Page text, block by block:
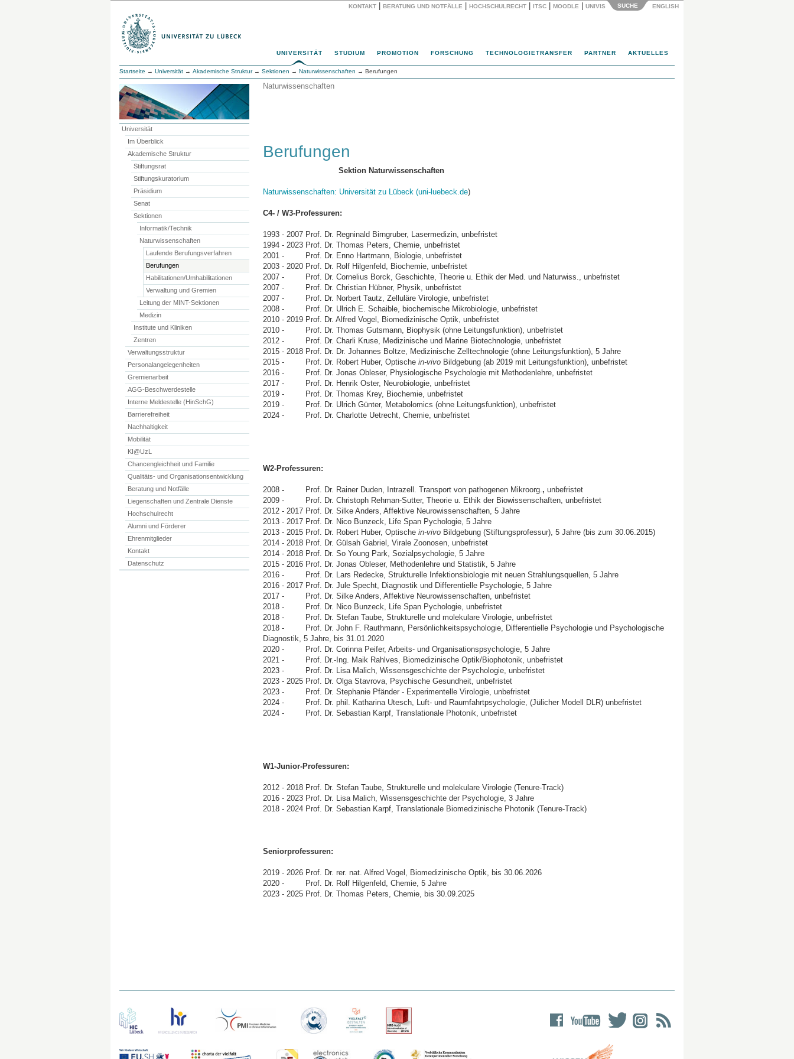
KONTAKT BERATUNG UND NOTFÄLLE HOCHSCHULRECHT ITSC MOODLE UNIVIS SUCHE ENGLISH
UNIVERSITÄT STUDIUM PROMOTION FORSCHUNG TECHNOLOGIETRANSFER PARTNER AKTUELLES
Startseite → Universität → Akademische Struktur→ Sektionen → Naturwissenschaften → Berufungen
Universität
Im Überblick
Akademische Struktur
Stiftungsrat
Stiftungskuratorium
Präsidium
Senat
Sektionen
Informatik/Technik
Naturwissenschaften
Laufende Berufungsverfahren
Berufungen
Habilitationen/Umhabilitationen
Verwaltung und Gremien
Leitung der MINT-Sektionen
Medizin
Institute und Kliniken
Zentren
Verwaltungsstruktur
Personalangelegenheiten
Gremienarbeit
AGG-Beschwerdestelle
Interne Meldestelle (HinSchG)
Barrierefreiheit
Nachhaltigkeit
Mobilität
KI@UzL
Chancengleichheit und Familie
Qualitäts- und Organisationsentwicklung
Beratung und Notfälle
Liegenschaften und Zentrale Dienste
Hochschulrecht
Alumni und Förderer
Ehrenmitglieder
Kontakt
Datenschutz
Naturwissenschaften
Berufungen
Sektion Naturwissenschaften
Naturwissenschaften: Universität zu Lübeck (uni-luebeck.de)
C4- / W3-Professuren:
1993 - 2007 Prof. Dr. Regninald Birngruber, Lasermedizin, unbefristet
1994 - 2023 Prof. Dr. Thomas Peters, Chemie, unbefristet
2001 - Prof. Dr. Enno Hartmann, Biologie, unbefristet
2003 - 2020 Prof. Dr. Rolf Hilgenfeld, Biochemie, unbefristet
2007 - Prof. Dr. Cornelius Borck, Geschichte, Theorie u. Ethik der Med. und Naturwiss., unbefristet
2007 - Prof. Dr. Christian Hübner, Physik, unbefristet
2007 - Prof. Dr. Norbert Tautz, Zelluläre Virologie, unbefristet
2008 - Prof. Dr. Ulrich E. Schaible, biochemische Mikrobiologie, unbefristet
2010 - 2019 Prof. Dr. Alfred Vogel, Biomedizinische Optik, unbefristet
2010 - Prof. Dr. Thomas Gutsmann, Biophysik (ohne Leitungsfunktion), unbefristet
2012 - Prof. Dr. Charli Kruse, Medizinische und Marine Biotechnologie, unbefristet
2015 - 2018 Prof. Dr. Dr. Johannes Boltze, Medizinische Zelltechnologie (ohne Leitungsfunktion), 5 Jahre
2015 - Prof. Dr. Robert Huber, Optischein-vivoBildgebung (ab 2019 mit Leitungsfunktion), unbefristet
2016 - Prof. Dr. Jonas Obleser, Physiologische Psychologie mit Methodenlehre, unbefristet
2017 - Prof. Dr. Henrik Oster, Neurobiologie, unbefristet
2019 - Prof. Dr. Thomas Krey, Biochemie, unbefristet
2019 - Prof. Dr. Ulrich Günter, Metabolomics (ohne Leitungsfunktion), unbefristet
2024 - Prof. Dr. Charlotte Uetrecht, Chemie, unbefristet
W2-Professuren:
2008-Prof. Dr. Rainer Duden, Intrazell. Transport von pathogenen Mikroorg., unbefristet
2009 - Prof. Dr. Christoph Rehman-Sutter, Theorie u. Ethik der Biowissenschaften, unbefristet
2012 - 2017 Prof. Dr. Silke Anders, Affektive Neurowissenschaften, 5 Jahre
2013 - 2017 Prof. Dr. Nico Bunzeck, Life Span Pychologie, 5 Jahre
2013 - 2015 Prof. Dr. Robert Huber, Optischein-vivoBildgebung (Stiftungsprofessur), 5 Jahre (bis zum 30.06.2015)
2014 - 2018 Prof. Dr. Gülsah Gabriel, Virale Zoonosen, unbefristet
2014 - 2018 Prof. Dr. So Young Park, Sozialpsychologie, 5 Jahre
2015 - 2016 Prof. Dr. Jonas Obleser, Methodenlehre und Statistik, 5 Jahre
2016 - Prof. Dr. Lars Redecke, Strukturelle Infektionsbiologie mit neuen Strahlungsquellen, 5 Jahre
2016 - 2017 Prof. Dr. Jule Specht, Diagnostik und Differentielle Psychologie, 5 Jahre
2017 - Prof. Dr. Silke Anders, Affektive Neurowissenschaften, unbefristet
2018 - Prof. Dr. Nico Bunzeck, Life Span Pychologie, unbefristet
2018 - Prof. Dr. Stefan Taube, Strukturelle und molekulare Virologie, unbefristet
2018 - Prof. Dr. John F. Rauthmann, Persönlichkeitspsychologie, Differentielle Psychologie und Psychologische
Diagnostik, 5 Jahre, bis 31.01.2020
2020 - Prof. Dr. Corinna Peifer, Arbeits- und Organisationspsychologie, 5 Jahre
2021 - Prof. Dr.-Ing. Maik Rahlves, Biomedizinische Optik/Biophotonik, unbefristet
2023 - Prof. Dr. Lisa Malich, Wissensgeschichte der Psychologie, unbefristet
2023 - 2025 Prof. Dr. Olga Stavrova, Psychische Gesundheit, unbefristet
2023 - Prof. Dr. Stephanie Pfänder - Experimentelle Virologie, unbefristet
2024 - Prof. Dr. phil. Katharina Utesch, Luft- und Raumfahrtpsychologie, (Jülicher Modell DLR) unbefristet
2024 - Prof. Dr. Sebastian Karpf, Translationale Photonik, unbefristet
W1-Junior-Professuren:
2012 - 2018 Prof. Dr. Stefan Taube, Strukturelle und molekulare Virologie (Tenure-Track)
2016 - 2023 Prof. Dr. Lisa Malich, Wissensgeschichte der Psychologie, 3 Jahre
2018 - 2024 Prof. Dr. Sebastian Karpf, Translationale Biomedizinische Photonik (Tenure-Track)
Seniorprofessuren:
2019 - 2026 Prof. Dr. rer. nat. Alfred Vogel, Biomedizinische Optik, bis 30.06.2026
2020 - Prof. Dr. Rolf Hilgenfeld, Chemie, 5 Jahre
2023 - 2025 Prof. Dr. Thomas Peters, Chemie, bis 30.09.2025